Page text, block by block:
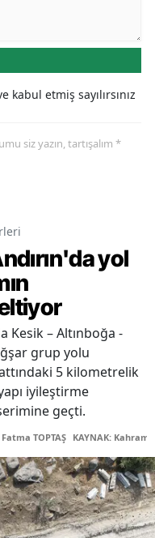
kabul etmiş sayılırsınız
siz yazın, tartışalım *
yol
Kesik – Altınboğa -
grup yolu
5 kilometrelik
iyileştirme
geçti.
Fatma TOPTAŞ KAYNAK: